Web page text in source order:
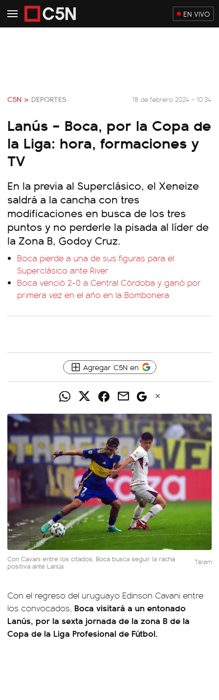
EN VIVO
C5N > DEPORTES 18 de febrero 2024 - 10:34
Lanús – Boca, por la Copa de
la Liga: hora, formaciones y
TV
En la previa al Superclásico, el Xeneize
saldrá a la cancha con tres
modificaciones en busca de los tres
puntos y no perderle la pisada al líder de
la Zona B, Godoy Cruz.
Boca pierde a una de sus figuras para el
Superclásico ante River
Boca venció 2-0 a Central Córdoba y ganó por
primera vez en el año en la Bombonera
Agregar C5N en
Con Cavani entre los citados, Boca busca seguir la racha
positiva ante Lanús Télam
Con el regreso del uruguayo Edinson Cavani entre
los convocados, Boca visitará a un entonado
Lanús, por la sexta jornada de la zona B de la
Copa de la Liga Profesional de Fútbol.